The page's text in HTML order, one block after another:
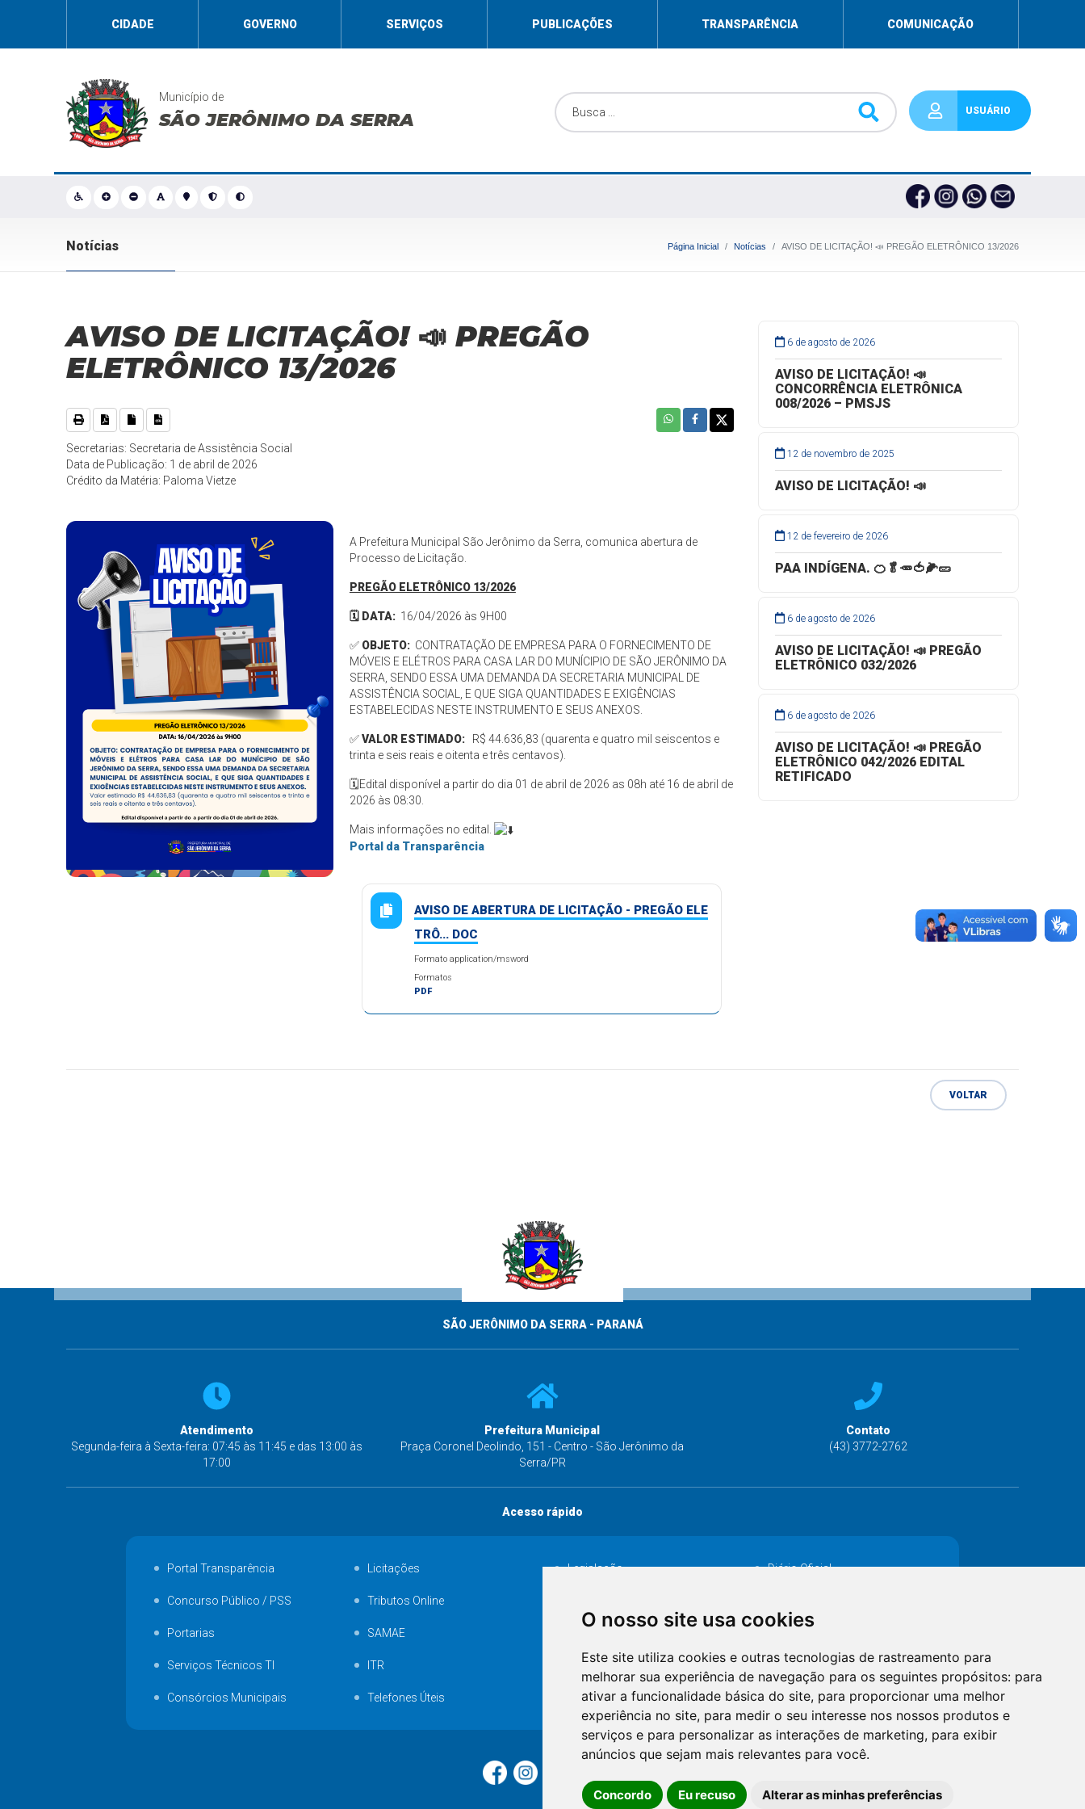
O nosso site usa cookies
Este site utiliza cookies e outras tecnologias de rastreamento para
melhorar sua experiência de navegação para os seguintes propósitos: para
ativar a funcionalidade básica do site, para proporcionar uma melhor
experiência no site, para medir o seu interesse nos nossos produtos e
serviços e para personalizar as interações de marketing, para exibir
anúncios que sejam mais relevantes para você.
Concordo Eu recuso Alterar as minhas preferências
CIDADE GOVERNO SERVIÇOS PUBLICAÇÕES TRANSPARÊNCIA COMUNICAÇÃO
Município de
SÃO JERÔNIMO DA SERRA USUÁRIO
Notícias Página Inicial Notícias AVISO DE LICITAÇÃO! 📣 PREGÃO ELETRÔNICO 13/2026
AVISO DE LICITAÇÃO! 📣 PREGÃO
ELETRÔNICO 13/2026
Secretarias: Secretaria de Assistência Social
Data de Publicação: 1 de abril de 2026
Crédito da Matéria: Paloma Vietze
A Prefeitura Municipal São Jerônimo da Serra, comunica abertura de
Processo de Licitação.
PREGÃO ELETRÔNICO 13/2026
🗓️ DATA: 16/04/2026 às 9H00
✅ OBJETO:CONTRATAÇÃO DE EMPRESA PARA O FORNECIMENTO DE
MÓVEIS E ELÉTROS PARA CASA LAR DO MUNÍCIPIO DE SÃO JERÔNIMO DA
SERRA, SENDO ESSA UMA DEMANDA DA SECRETARIA MUNICIPAL DE
ASSISTÊNCIA SOCIAL, E QUE SIGA QUANTIDADES E EXIGÊNCIAS
ESTABELECIDAS NESTE INSTRUMENTO E SEUS ANEXOS.
✅VALOR ESTIMADO:
R$ 44.636,83 (quarenta e quatro mil seiscentos e
trinta e seis reais e oitenta e três centavos).
🗓️Edital disponível a partir do dia 01 de abril de 2026 as 08h até 16 de abril de
2026 às 08:30.
Mais informações no edital.
Portal da Transparência
AVISO DE ABERTURA DE LICITAÇÃO - PREGÃO ELE
TRÔ... DOC
Formato application/msword
Formatos
PDF
6 de agosto de 2026
AVISO DE LICITAÇÃO! 📣
CONCORRÊNCIA ELETRÔNICA
008/2026 – PMSJS
12 de novembro de 2025
AVISO DE LICITAÇÃO! 📣
12 de fevereiro de 2026
PAA INDÍGENA. 🍊🥬🥕🍅🌽🥒
6 de agosto de 2026
AVISO DE LICITAÇÃO! 📣 PREGÃO
ELETRÔNICO 032/2026
6 de agosto de 2026
AVISO DE LICITAÇÃO! 📣 PREGÃO
ELETRÔNICO 042/2026 EDITAL
RETIFICADO
VOLTAR
SÃO JERÔNIMO DA SERRA - PARANÁ
Atendimento
Segunda-feira à Sexta-feira: 07:45 às 11:45 e das 13:00 às
17:00
Prefeitura Municipal
Praça Coronel Deolindo, 151 - Centro - São Jerônimo da
Serra/PR
Contato
(43) 3772-2762
Acesso rápido
Portal Transparência Licitações Legislação Diário Oficial
Concurso Público / PSS Tributos Online
Portarias SAMAE
Serviços Técnicos TI ITR Desapropriações Catalogo Eletrônico de Padronização
Consórcios Municipais Telefones Úteis